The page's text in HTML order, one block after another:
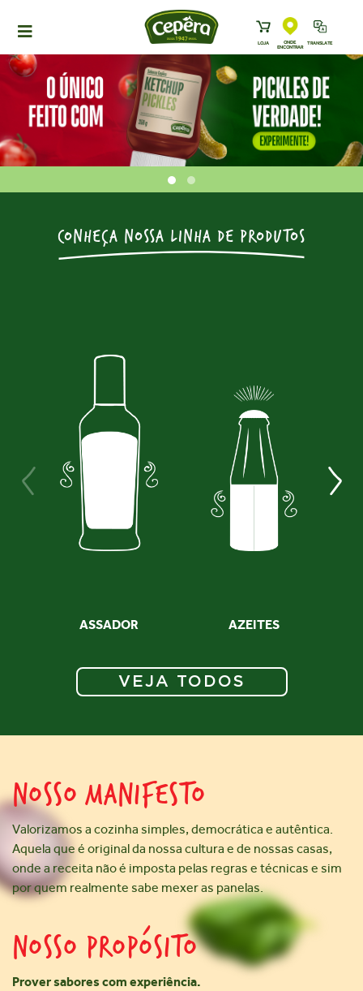
LOJA
ONDE
ENCONTRAR
TRANSLATE
HOME
PRODUTOS
RECEITAS
NEWS
HISTÓRIA
TRABALHE CONOSCO
CONHEÇA NOSSA LINHA DE PRODUTOS
ASSADOR AZEITES
VEJA TODOS
NOSSO MANIFESTO
Valorizamos a cozinha simples, democrática e autêntica.
Aquela que é original da nossa cultura e de nossas casas,
onde a receita não é imposta pelas regras e técnicas e sim
por quem realmente sabe mexer as panelas.
NOSSO PROPÓSITO
Prover sabores com experiência.